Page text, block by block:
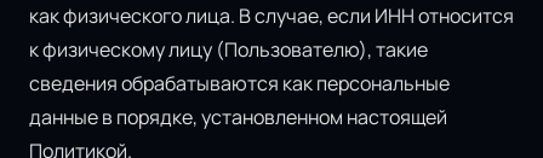
как физического лица. В случае, если ИНН относится
к физическому лицу (Пользователю), такие
сведения обрабатываются как персональные
данные в порядке, установленном настоящей
Политикой.